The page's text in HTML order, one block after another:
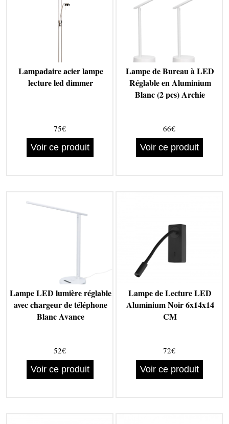
Lampadaire acier lampe
lecture led dimmer
75€
Voir ce produit
Lampe de Bureau à LED
Réglable en Aluminium
Blanc (2 pcs) Archie
66€
Voir ce produit
Lampe LED lumière réglable
avec chargeur de téléphone
Blanc Avance
52€
Voir ce produit
Lampe de Lecture LED
Aluminium Noir 6x14x14
CM
72€
Voir ce produit